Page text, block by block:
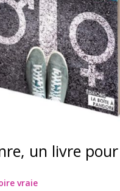
un livre
vraie